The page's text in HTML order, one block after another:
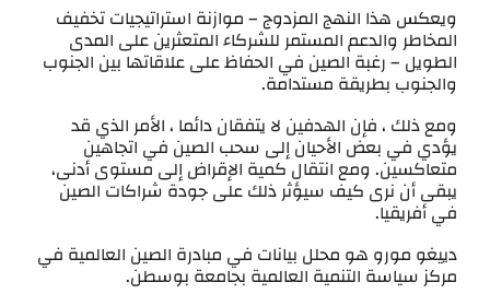
ويعكس هذا النهج المزدوج – موازنة استراتيجيات تخفيف
المخاطر والدعم المستمر للشركاء المتعثرين على المدى
الطويل – رغبة الصين في الحفاظ على علاقاتها بين الجنوب
والجنوب بطريقة مستدامة.
ومع ذلك ، فإن الهدفين لا يتفقان دائما ، الأمر الذي قد
يؤدي في بعض الأحيان إلى سحب الصين في اتجاهين
متعاكسين. ومع انتقال كمية الإقراض إلى مستوى أدنى،
يبقى أن نرى كيف سيؤثر ذلك على جودة شراكات الصين
في أفريقيا.
دييغو مورو هو محلل بيانات في مبادرة الصين العالمية في
مركز سياسة التنمية العالمية بجامعة بوسطن.